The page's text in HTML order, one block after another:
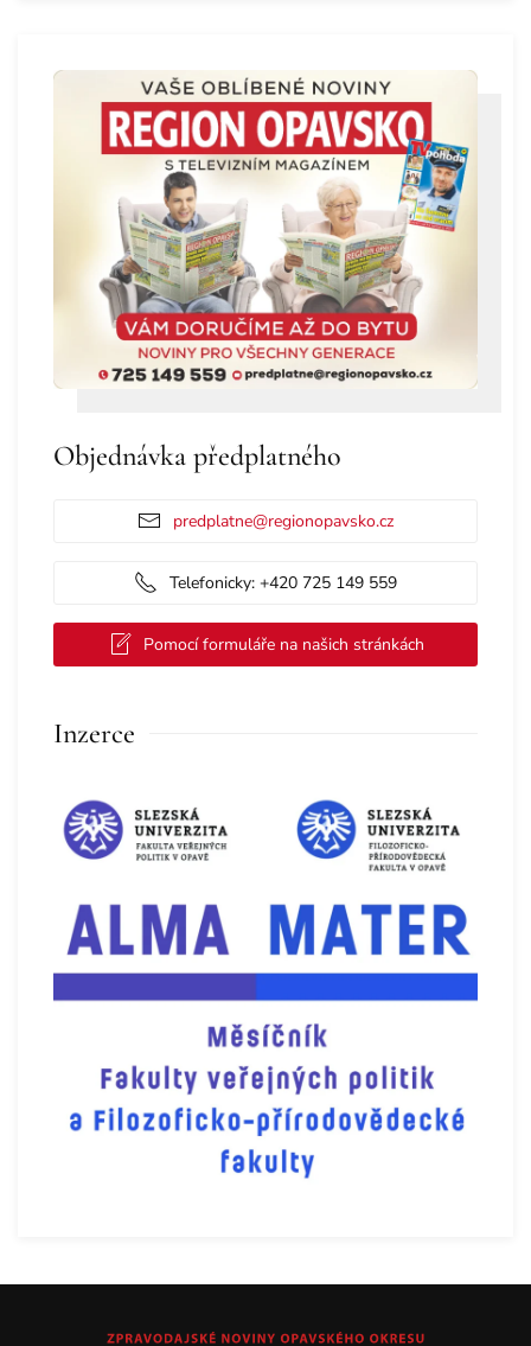
Objednávka předplatného
predplatne@regionopavsko.cz
Telefonicky: +420 725 149 559
Pomocí formuláře na našich stránkách
Inzerce